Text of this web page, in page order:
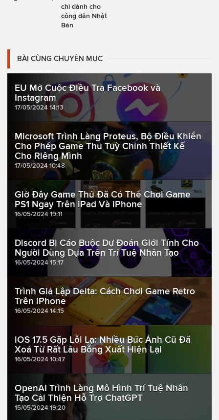
chỉ dành cho
công dân Nhật
Bản
BÀI CÙNG CHUYÊN MỤC
EU Mở Cuộc Điều Tra Facebook và
Instagram
17/05/2024 14:13
Microsoft Trình Làng Proteus, Bộ Điều Khiển
Cho Phép Game Thủ Tuỳ Chỉnh Thiết Kế
Cho Riêng Mình
17/05/2024 10:48
Giờ Đây Game Thủ Đã Có Thể Chơi Game
PS1 Ngay Trên iPad Và iPhone
16/05/2024 19:11
Discord Bị Cáo Buộc Dự Đoán Giới Tính Cho
Người Dùng Dựa Trên Trí Tuệ Nhân Tạo
16/05/2024 15:17
Trình Giả Lập Delta: Cách Chơi Game Retro
Trên iPhone
16/05/2024 14:15
iOS 17.5 Gặp Lỗi Lạ: Nhiều Bức Ảnh Cũ Đã
Xoá Từ Rất Lâu Bỗng Xuất Hiện Lại
16/05/2024 10:47
OpenAI Trình Làng Mô Hình Trí Tuệ Nhân
Tạo Cải Thiện Hỗ Trợ ChatGPT
15/05/2024 19:20